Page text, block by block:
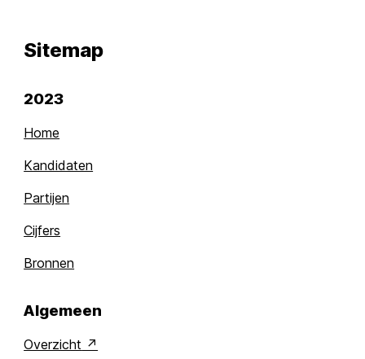
Sitemap
2023
Home
Kandidaten
Partijen
Cijfers
Bronnen
Algemeen
Overzicht